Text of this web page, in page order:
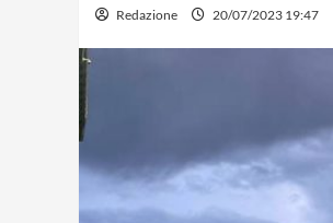
Redazione 20/07/2023 19:47